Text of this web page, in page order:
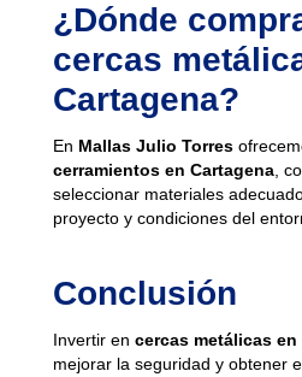
¿Dónde
cercas
Cartagena?
En Mallas Julio Torres
cerramientos en Cartagena,
seleccionar materiales
proyecto y condiciones del
Conclusión
Invertir en cercas metálicas en
mejorar la seguridad y obtener